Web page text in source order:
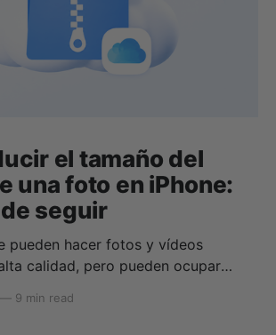
el tamaño del
una foto en iPhone:
seguir
pueden hacer fotos y vídeos
calidad, pero pueden ocupar
de las fotos en iPhone o
— 9 min read